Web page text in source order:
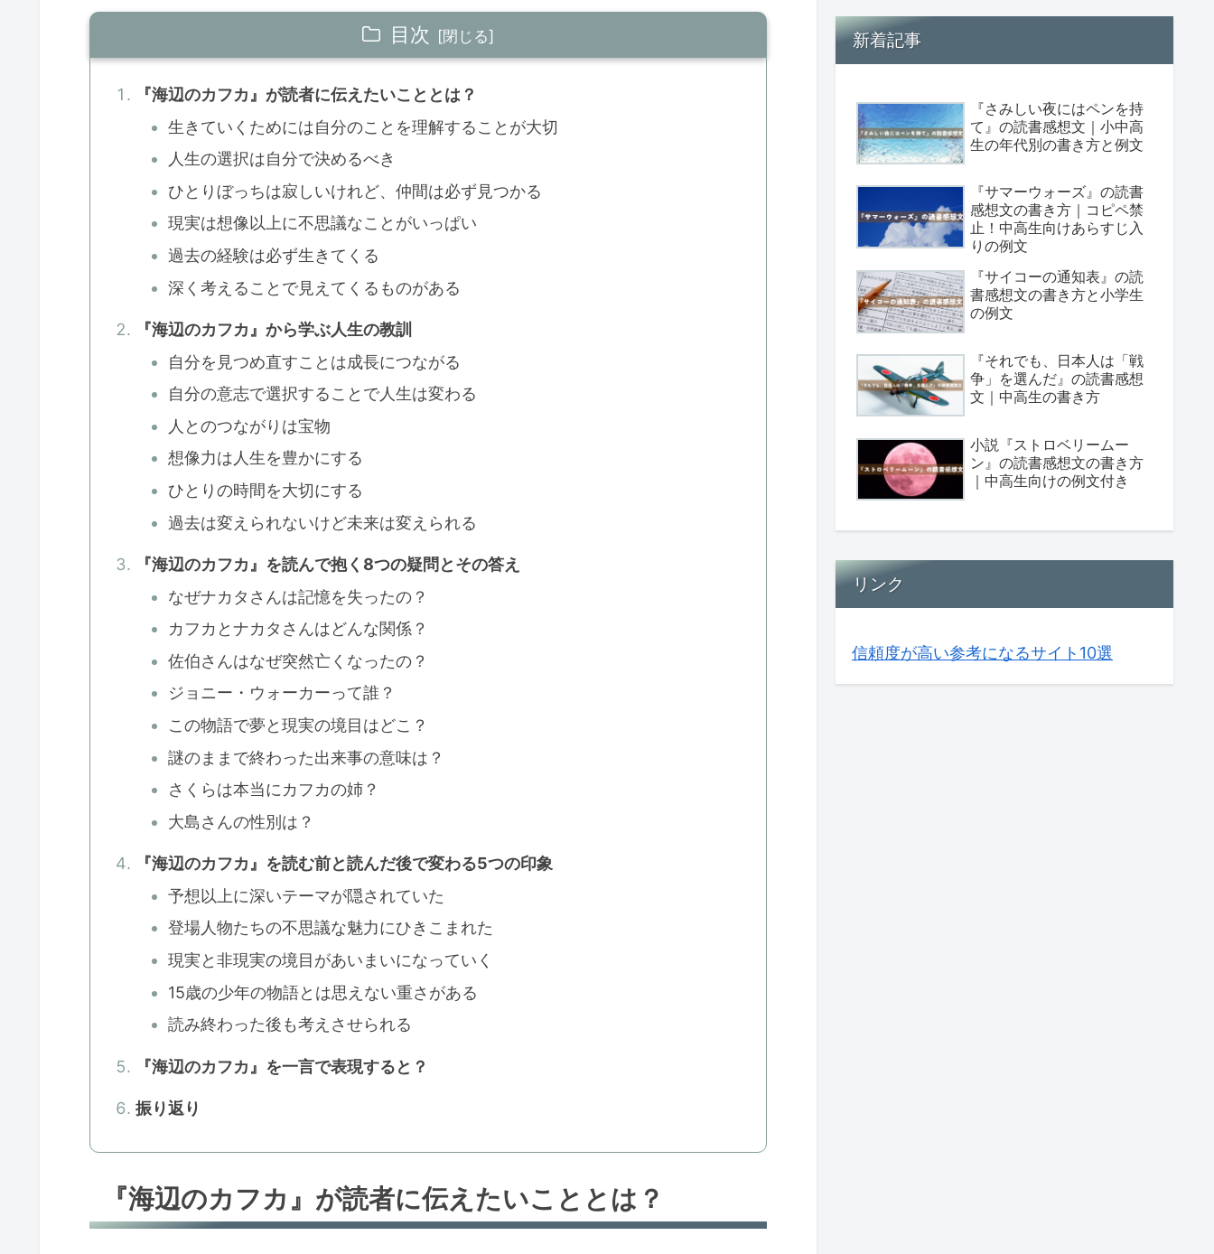
目次
『海辺のカフカ』が読者に伝えたいこととは？
生きていくためには自分のことを理解することが大切
人生の選択は自分で決めるべき
ひとりぼっちは寂しいけれど、仲間は必ず見つかる
現実は想像以上に不思議なことがいっぱい
過去の経験は必ず生きてくる
深く考えることで見えてくるものがある
『海辺のカフカ』から学ぶ人生の教訓
自分を見つめ直すことは成長につながる
自分の意志で選択することで人生は変わる
人とのつながりは宝物
想像力は人生を豊かにする
ひとりの時間を大切にする
過去は変えられないけど未来は変えられる
『海辺のカフカ』を読んで抱く8つの疑問とその答え
なぜナカタさんは記憶を失ったの？
カフカとナカタさんはどんな関係？
佐伯さんはなぜ突然亡くなったの？
ジョニー・ウォーカーって誰？
この物語で夢と現実の境目はどこ？
謎のままで終わった出来事の意味は？
さくらは本当にカフカの姉？
大島さんの性別は？
『海辺のカフカ』を読む前と読んだ後で変わる5つの印象
予想以上に深いテーマが隠されていた
登場人物たちの不思議な魅力にひきこまれた
現実と非現実の境目があいまいになっていく
15歳の少年の物語とは思えない重さがある
読み終わった後も考えさせられる
『海辺のカフカ』を一言で表現すると？
振り返り
『海辺のカフカ』が読者に伝えたいこととは？
新着記事
『さみしい夜にはペンを持
て』の読書感想文｜小中高
生の年代別の書き方と例文
『サマーウォーズ』の読書
感想文の書き方｜コピペ禁
止！中高生向けあらすじ入
りの例文
『サイコーの通知表』の読
書感想文の書き方と小学生
の例文
『それでも、日本人は「戦
争」を選んだ』の読書感想
文｜中高生の書き方
小説『ストロベリームー
ン』の読書感想文の書き方
｜中高生向けの例文付き
リンク
信頼度が高い参考になるサイト10選